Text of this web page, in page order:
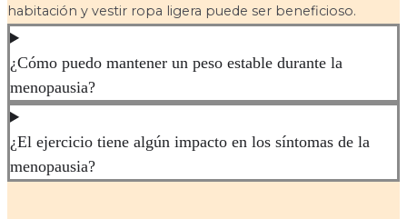
habitación y vestir ropa ligera puede ser beneficioso.
¿Cómo puedo mantener un peso estable durante la
menopausia?
¿El ejercicio tiene algún impacto en los síntomas de la
menopausia?